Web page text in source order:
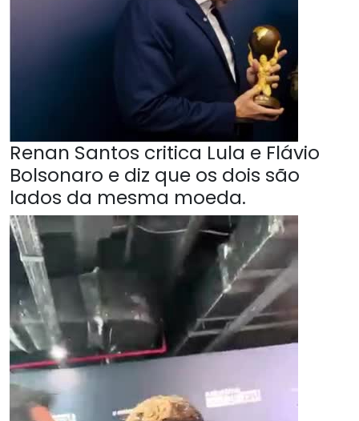
Renan Santos critica Lula e Flávio
Bolsonaro e diz que os dois são
lados da mesma moeda.